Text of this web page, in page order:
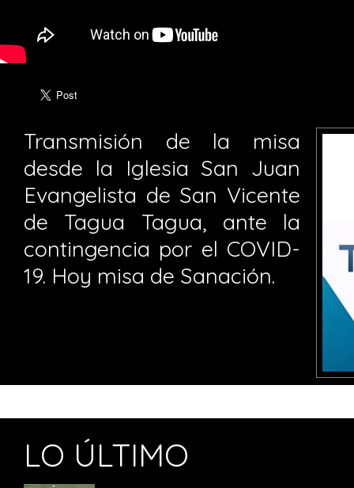
Transmisión de la misa
desde la Iglesia San Juan
Evangelista de San Vicente
de Tagua Tagua, ante la
contingencia por el COVID-
19. Hoy misa de Sanación.
LO ÚLTIMO